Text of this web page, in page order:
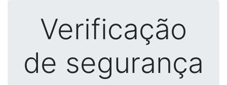
Verificação
de segurança